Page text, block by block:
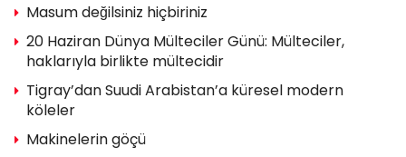
Masum değilsiniz hiçbiriniz
20 Haziran Dünya Mülteciler Günü: Mülteciler,
haklarıyla birlikte mültecidir
Tigray’dan Suudi Arabistan’a küresel modern
köleler
Makinelerin göçü